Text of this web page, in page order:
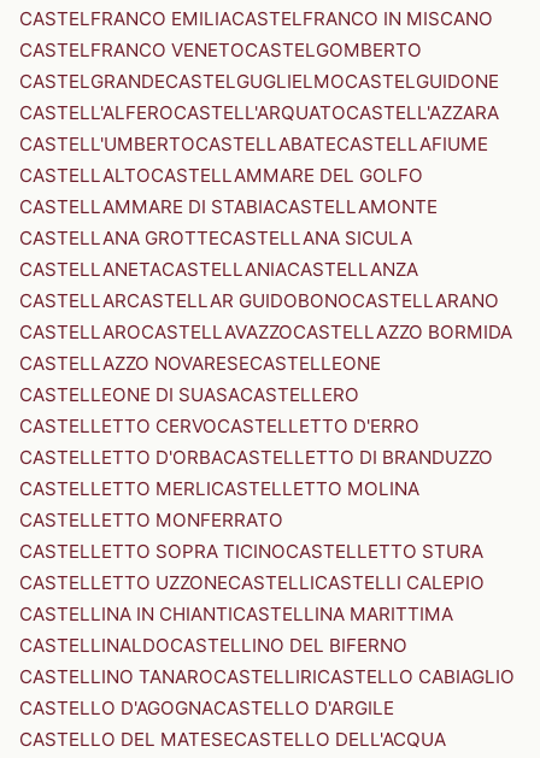
CASTELFRANCO EMILIACASTELFRANCO IN MISCANO
CASTELFRANCO VENETOCASTELGOMBERTO
CASTELGRANDECASTELGUGLIELMOCASTELGUIDONE
CASTELL'ALFEROCASTELL'ARQUATOCASTELL'AZZARA
CASTELL'UMBERTOCASTELLABATECASTELLAFIUME
CASTELLALTOCASTELLAMMARE DEL GOLFO
CASTELLAMMARE DI STABIACASTELLAMONTE
CASTELLANA GROTTECASTELLANA SICULA
CASTELLANETACASTELLANIACASTELLANZA
CASTELLARCASTELLAR GUIDOBONOCASTELLARANO
CASTELLAROCASTELLAVAZZOCASTELLAZZO BORMIDA
CASTELLAZZO NOVARESECASTELLEONE
CASTELLEONE DI SUASACASTELLERO
CASTELLETTO CERVOCASTELLETTO D'ERRO
CASTELLETTO D'ORBACASTELLETTO DI BRANDUZZO
CASTELLETTO MERLICASTELLETTO MOLINA
CASTELLETTO MONFERRATO
CASTELLETTO SOPRA TICINOCASTELLETTO STURA
CASTELLETTO UZZONECASTELLICASTELLI CALEPIO
CASTELLINA IN CHIANTICASTELLINA MARITTIMA
CASTELLINALDOCASTELLINO DEL BIFERNO
CASTELLINO TANAROCASTELLIRICASTELLO CABIAGLIO
CASTELLO D'AGOGNACASTELLO D'ARGILE
CASTELLO DEL MATESECASTELLO DELL'ACQUA